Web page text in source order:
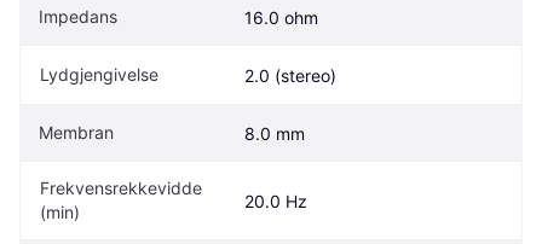
Impedans 16.0 ohm
Lydgjengivelse 2.0 (stereo)
Membran 8.0 mm
Frekvensrekkevidde
(min)
20.0 Hz